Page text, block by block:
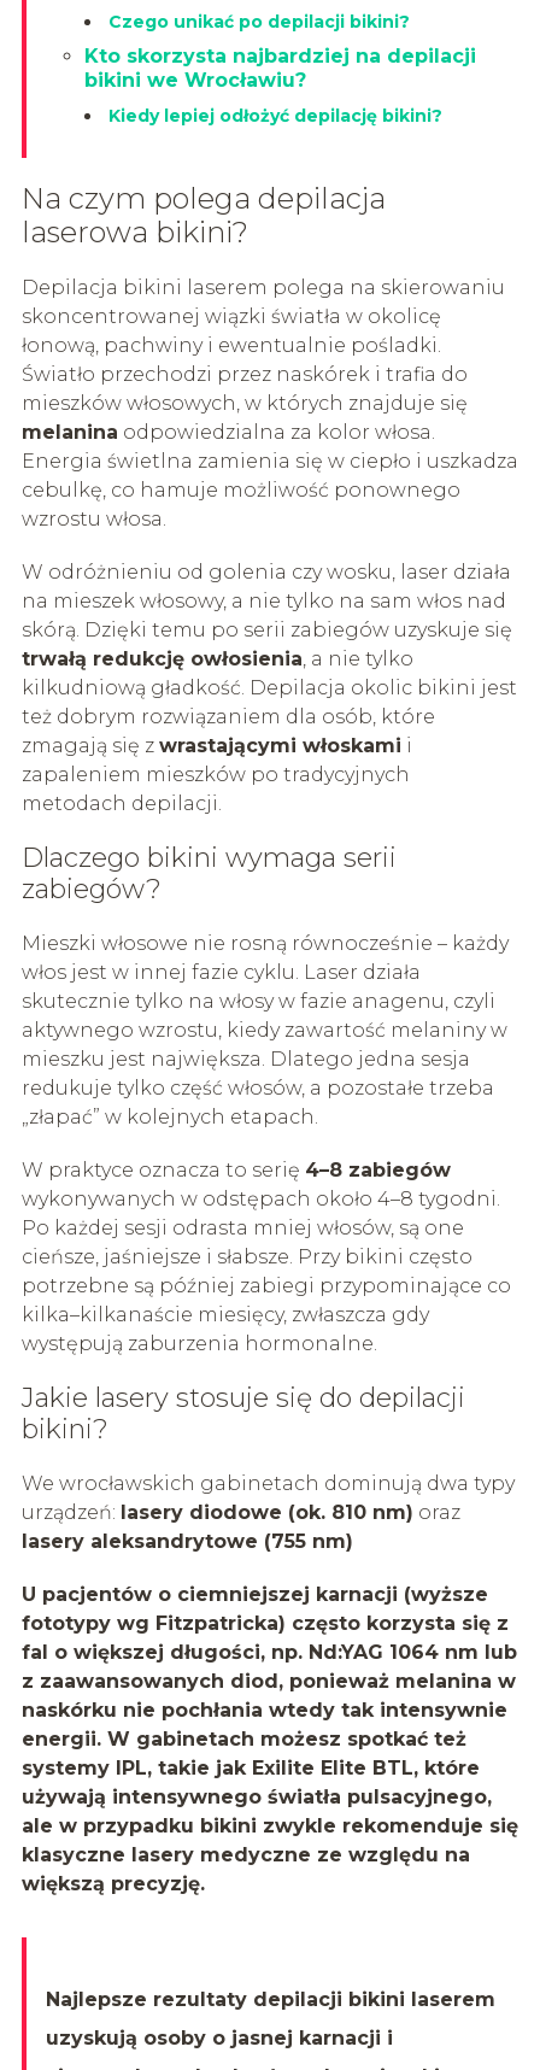
Czego unikać po depilacji bikini?
Kto skorzysta najbardziej na depilacji
bikini we Wrocławiu?
Kiedy lepiej odłożyć depilację bikini?
Na czym polega depilacja
laserowa bikini?
Depilacja bikini laserem polega na skierowaniu
skoncentrowanej wiązki światła w okolicę
łonową, pachwiny i ewentualnie pośladki.
Światło przechodzi przez naskórek i trafia do
mieszków włosowych, w których znajduje się
melanina odpowiedzialna za kolor włosa.
Energia świetlna zamienia się w ciepło i uszkadza
cebulkę, co hamuje możliwość ponownego
wzrostu włosa.
W odróżnieniu od golenia czy wosku, laser działa
na mieszek włosowy, a nie tylko na sam włos nad
skórą. Dzięki temu po serii zabiegów uzyskuje się
trwałą redukcję owłosienia, a nie tylko
kilkudniową gładkość. Depilacja okolic bikini jest
też dobrym rozwiązaniem dla osób, które
zmagają się z wrastającymi włoskami i
zapaleniem mieszków po tradycyjnych
metodach depilacji.
Dlaczego bikini wymaga serii
zabiegów?
Mieszki włosowe nie rosną równocześnie – każdy
włos jest w innej fazie cyklu. Laser działa
skutecznie tylko na włosy w fazie anagenu, czyli
aktywnego wzrostu, kiedy zawartość melaniny w
mieszku jest największa. Dlatego jedna sesja
redukuje tylko część włosów, a pozostałe trzeba
„złapać” w kolejnych etapach.
W praktyce oznacza to serię 4–8 zabiegów
wykonywanych w odstępach około 4–8 tygodni.
Po każdej sesji odrasta mniej włosów, są one
cieńsze, jaśniejsze i słabsze. Przy bikini często
potrzebne są później zabiegi przypominające co
kilka–kilkanaście miesięcy, zwłaszcza gdy
występują zaburzenia hormonalne.
Jakie lasery stosuje się do depilacji
bikini?
We wrocławskich gabinetach dominują dwa typy
urządzeń: lasery diodowe (ok. 810 nm) oraz
lasery aleksandrytowe (755 nm)
U pacjentów o ciemniejszej karnacji (wyższe
fototypy wg Fitzpatricka) często korzysta się z
fal o większej długości, np. Nd:YAG 1064 nm lub
z zaawansowanych diod, ponieważ melanina w
naskórku nie pochłania wtedy tak intensywnie
energii. W gabinetach możesz spotkać też
systemy IPL, takie jak Exilite Elite BTL, które
używają intensywnego światła pulsacyjnego,
ale w przypadku bikini zwykle rekomenduje się
klasyczne lasery medyczne ze względu na
większą precyzję.
Najlepsze rezultaty depilacji bikini laserem
uzyskują osoby o jasnej karnacji i